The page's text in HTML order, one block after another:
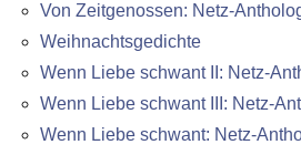
Von Zeitgenossen: Netz-
Weihnachtsgedichte
Wenn Liebe schwant II: Netz-
Wenn Liebe schwant III: Netz-
Wenn Liebe schwant: Netz-